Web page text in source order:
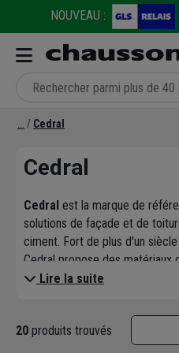
NOUVEAU :
Cedral
Cedral
Cedral est la marque de
solutions de façade et de
ciment. Fort de plus d'un
Cedral propose des matériaux
construction durables,
Leur gamme phare est le
Lire la suite
20 produits trouvés